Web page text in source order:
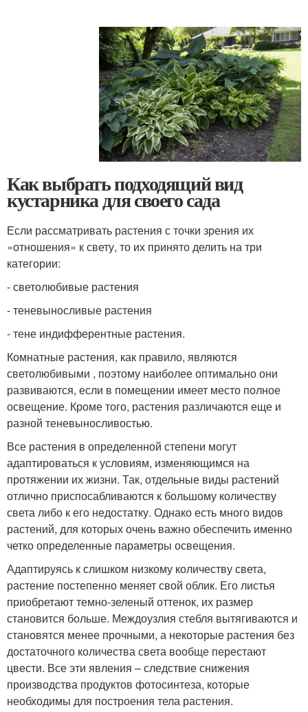
Как выбрать подходящий вид
кустарника для своего сада
Если рассматривать растения с точки зрения их
«отношения» к свету, то их принято делить на три
категории:
- светолюбивые растения
- теневыносливые растения
- тене индифферентные растения.
Комнатные растения, как правило, являются
светолюбивыми , поэтому наиболее оптимально они
развиваются, если в помещении имеет место полное
освещение. Кроме того, растения различаются еще и
разной теневыносливостью.
Все растения в определенной степени могут
адаптироваться к условиям, изменяющимся на
протяжении их жизни. Так, отдельные виды растений
отлично приспосабливаются к большому количеству
света либо к его недостатку. Однако есть много видов
растений, для которых очень важно обеспечить именно
четко определенные параметры освещения.
Адаптируясь к слишком низкому количеству света,
растение постепенно меняет свой облик. Его листья
приобретают темно-зеленый оттенок, их размер
становится больше. Междоузлия стебля вытягиваются и
становятся менее прочными, а некоторые растения без
достаточного количества света вообще перестают
цвести. Все эти явления – следствие снижения
производства продуктов фотосинтеза, которые
необходимы для построения тела растения.